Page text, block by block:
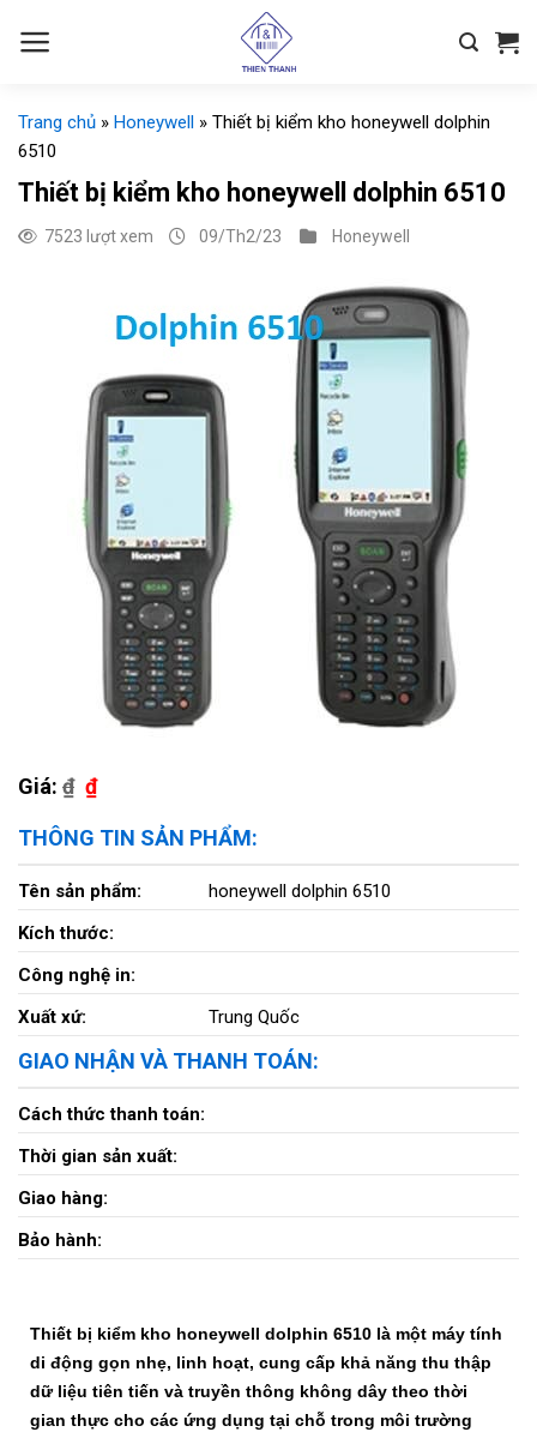
đến
Trang chủ » Honeywell » Thiết bị kiểm kho honeywell dolphin
6510
Thiết bị kiểm kho honeywell dolphin 6510
7523 lượt xem 09/Th2/23 Honeywell
Giá: ₫ ₫
THÔNG TIN SẢN PHẨM:
Tên sản phẩm:
honeywell dolphin 6510
Kích thước:
Công nghệ in:
Xuất xứ:
Trung Quốc
GIAO NHẬN VÀ THANH TOÁN:
Cách thức thanh toán:
Thời gian sản xuất:
Giao hàng:
Bảo hành:
Thiết bị kiểm kho honeywell dolphin 6510 là một máy tính
di động gọn nhẹ, linh hoạt, cung cấp khả năng thu thập
dữ liệu tiên tiến và truyền thông không dây theo thời
gian thực cho các ứng dụng tại chỗ trong môi trường